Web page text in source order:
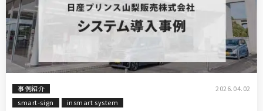
事例紹介
2026.04.02
smart-sign
insmart system